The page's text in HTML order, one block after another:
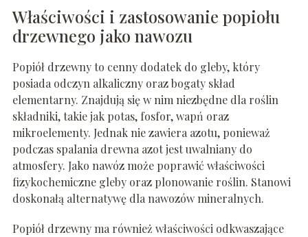
Właściwości i zastosowanie popiołu
drzewnego jako nawozu
Popiół drzewny to cenny dodatek do gleby, który
posiada odczyn alkaliczny oraz bogaty skład
elementarny. Znajdują się w nim niezbędne dla roślin
składniki, takie jak potas, fosfor, wapń oraz
mikroelementy. Jednak nie zawiera azotu, ponieważ
podczas spalania drewna azot jest uwalniany do
atmosfery. Jako nawóz może poprawić właściwości
fizykochemiczne gleby oraz plonowanie roślin. Stanowi
doskonałą alternatywę dla nawozów mineralnych.
Popiół drzewny ma również właściwości odkwaszające